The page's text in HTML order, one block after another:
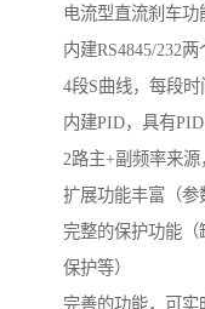
电流型直流刹车
内建RS4845/232两
4段S曲线，每段时
内建PID，具有PID
2路主+副频率来
扩展功能丰富（参
完整的保护功能（
保护等）
完善的功能，可实